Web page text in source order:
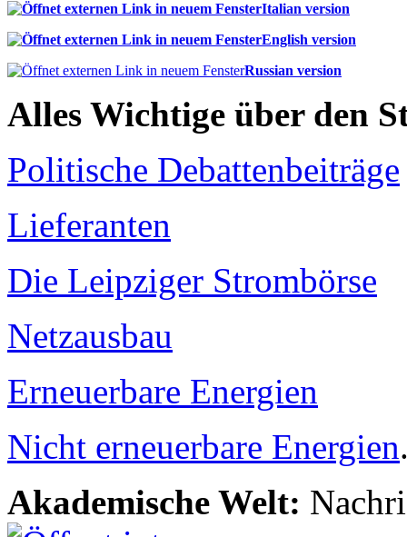
Italian version
English version
Russian version
Alles Wichtige über den
Politische Debattenbeiträge
Lieferanten
Die Leipziger Strombörse
Netzausbau
Erneuerbare Energien
Nicht erneuerbare Energien
Akademische Welt: